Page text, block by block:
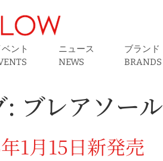
ベント
ニュース
NEWS
ブランド
BRANDS
: ブレアソール
1月15日新発売